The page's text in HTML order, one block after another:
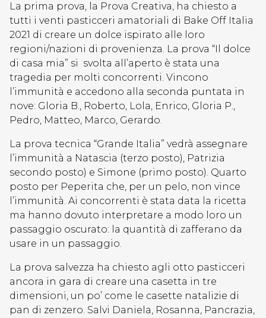
La prima prova, la Prova Creativa, ha chiesto a
tutti i venti pasticceri amatoriali di Bake Off Italia
2021 di creare un dolce ispirato alle loro
regioni/nazioni di provenienza. La prova “Il dolce
di casa mia” si svolta all’aperto è stata una
tragedia per molti concorrenti. Vincono
l’immunità e accedono alla seconda puntata in
nove: Gloria B., Roberto, Lola, Enrico, Gloria P.,
Pedro, Matteo, Marco, Gerardo.
La prova tecnica “Grande Italia” vedrà assegnare
l’immunità a Natascia (terzo posto), Patrizia
secondo posto) e Simone (primo posto). Quarto
posto per Peperita che, per un pelo, non vince
l’immunità. Ai concorrenti è stata data la ricetta
ma hanno dovuto interpretare a modo loro un
passaggio oscurato: la quantità di zafferano da
usare in un passaggio.
La prova salvezza ha chiesto agli otto pasticceri
ancora in gara di creare una casetta in tre
dimensioni, un po’ come le casette natalizie di
pan di zenzero. Salvi Daniela, Rosanna, Pancrazia,